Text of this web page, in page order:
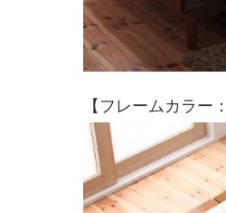
【フレームカラー